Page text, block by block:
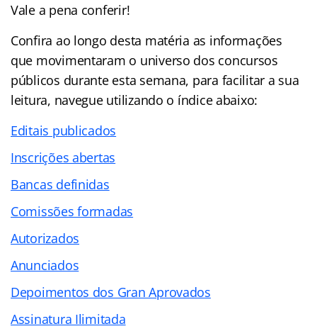
Vale a pena conferir!
Confira ao longo desta matéria as informações
que movimentaram o universo dos concursos
públicos durante esta semana, para facilitar a sua
leitura, navegue utilizando o índice abaixo:
Editais publicados
Inscrições abertas
Bancas definidas
Comissões formadas
Autorizados
Anunciados
Depoimentos dos Gran Aprovados
Assinatura Ilimitada